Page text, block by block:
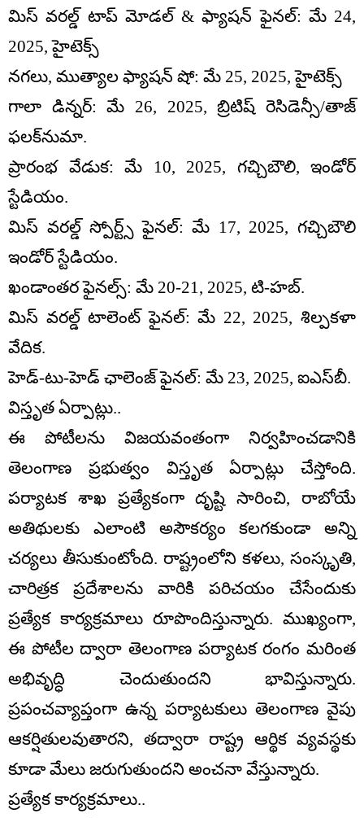
మిస్ వరల్డ్ టాప్ మోడల్ & ఫ్యాషన్ ఫైనల్: మే 24,
2025, హైటెక్స్
నగలు, ముత్యాల ఫ్యాషన్ షో: మే 25, 2025, హైటెక్స్
గాలా డిన్నర్: మే 26, 2025, బ్రిటిష్ రెసిడెన్సీ/తాజ్
ఫలక్‌నుమా.
ప్రారంభ వేడుక: మే 10, 2025, గచ్చిబౌలి, ఇండోర్
స్టేడియం.
మిస్ వరల్డ్ స్పోర్ట్స్ ఫైనల్: మే 17, 2025, గచ్చిబౌలి
ఇండోర్ స్టేడియం.
ఖండాంతర ఫైనల్స్: మే 20-21, 2025, టి-హబ్.
మిస్ వరల్డ్ టాలెంట్ ఫైనల్: మే 22, 2025, శిల్పకళా
వేదిక.
హెడ్-టు-హెడ్ ఛాలెంజ్ ఫైనల్: మే 23, 2025, ఐఎస్‌బీ.
విస్తృత ఏర్పాట్లు..
ఈ పోటీలను విజయవంతంగా నిర్వహించడానికి
తెలంగాణ ప్రభుత్వం విస్తృత ఏర్పాట్లు చేస్తోంది.
పర్యాటక శాఖ ప్రత్యేకంగా దృష్టి సారించి, రాబోయే
అతిథులకు ఎలాంటి అసౌకర్యం కలగకుండా అన్ని
చర్యలు తీసుకుంటోంది. రాష్ట్రంలోని కళలు, సంస్కృతి,
చారిత్రక ప్రదేశాలను వారికి పరిచయం చేసేందుకు
ప్రత్యేక కార్యక్రమాలు రూపొందిస్తున్నారు. ముఖ్యంగా,
ఈ పోటీల ద్వారా తెలంగాణ పర్యాటక రంగం మరింత
అభివృద్ధి చెందుతుందని భావిస్తున్నారు.
ప్రపంచవ్యాప్తంగా ఉన్న పర్యాటకులు తెలంగాణ వైపు
ఆకర్షితులవుతారని, తద్వారా రాష్ట్ర ఆర్థిక వ్యవస్థకు
కూడా మేలు జరుగుతుందని అంచనా వేస్తున్నారు.
ప్రత్యేక కార్యక్రమాలు..